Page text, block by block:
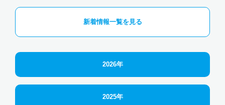
新着情報一覧を見る
2026年
2025年